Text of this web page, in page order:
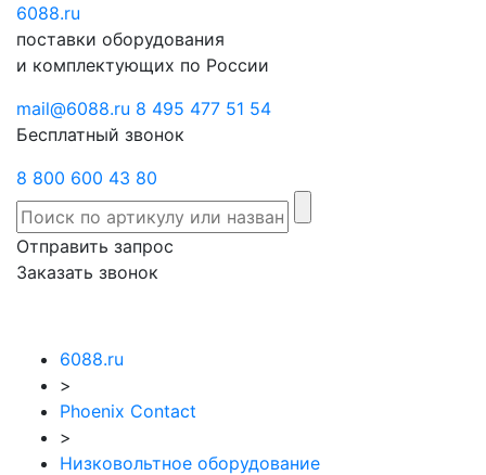
6088.ru
поставки оборудования
и комплектующих по России
mail@6088.ru 8 495 477 51 54
Бесплатный звонок
8 800 600 43 80
Отправить запрос
Заказать звонок
6088.ru
>
Phoenix Contact
>
Низковольтное оборудование
Отправить
запрос
звонок